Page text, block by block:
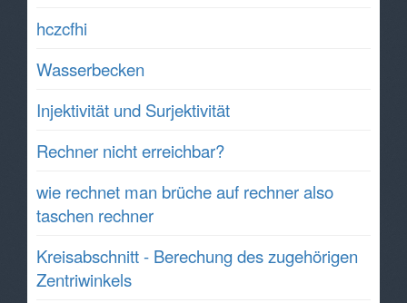
hczcfhi
Wasserbecken
Injektivität und Surjektivität
Rechner nicht erreichbar?
wie rechnet man brüche auf rechner also
taschen rechner
Kreisabschnitt - Berechung des zugehörigen
Zentriwinkels